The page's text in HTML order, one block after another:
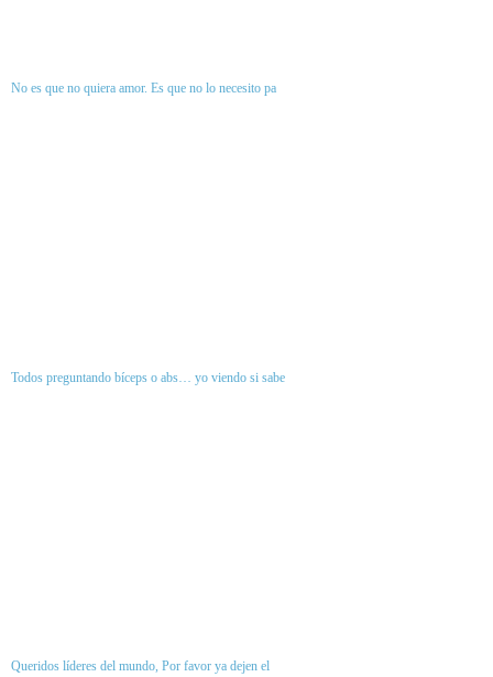
No es que no quiera amor. Es que no lo necesito pa
Todos preguntando bíceps o abs… yo viendo si sabe
Queridos líderes del mundo, Por favor ya dejen el